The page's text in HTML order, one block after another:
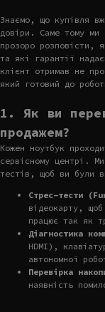
Знаємо, що купівля
довіри. Саме тому ми
прозоро розповісти,
та які гарантії
клієнт отримав не
який готовий до
1. Як ви
продажем?
Кожен ноутбук
сервісному центрі.
тестів, щоб ви були
Стрес-тести
відеокарту,
працює так як
Діагностика
HDMI),
автономної
Перевірка
наявність